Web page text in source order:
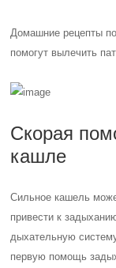
Домашние рецепты
помогут вылечить
Скорая
кашле
Сильное кашель
привести к
дыхательную
первую помощь